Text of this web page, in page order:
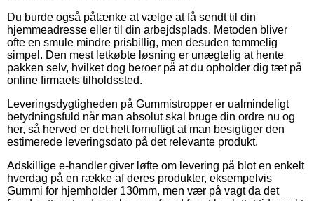
Du burde også påtænke at vælge at få sendt til din
hjemmeadresse eller til din arbejdsplads. Metoden bliver
ofte en smule mindre prisbillig, men desuden temmelig
simpel. Den mest letkøbte løsning er unægtelig at hente
pakken selv, hvilket dog beroer på at du opholder dig tæt på
online firmaets tilholdssted.
Leveringsdygtigheden på Gummistropper er ualmindeligt
betydningsfuld når man absolut skal bruge din ordre nu og
her, så herved er det helt fornuftigt at man besigtiger den
estimerede leveringsdato på det relevante produkt.
Adskillige e-handler giver løfte om levering på blot en enkelt
hverdag på en række af deres produkter, eksempelvis
Gummi for hjemholder 130mm, men vær på vagt da det